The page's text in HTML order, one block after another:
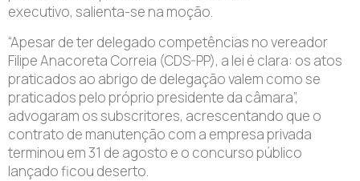
executivo, salienta-se na moção.
“Apesar de ter delegado competências no vereador
Filipe Anacoreta Correia (CDS-PP), a lei é clara: os atos
praticados ao abrigo de delegação valem como se
praticados pelo próprio presidente da câmara”,
advogaram os subscritores, acrescentando que o
contrato de manutenção com a empresa privada
terminou em 31 de agosto e o concurso público
lançado ficou deserto.